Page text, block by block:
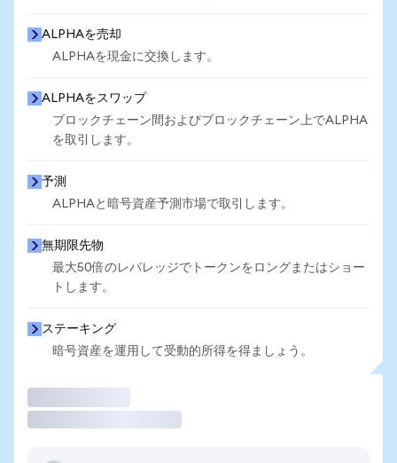
ALPHAを売却
ALPHAを現金に交換します。
ALPHAをスワップ
ブロックチェーン間およびブロックチェーン上でALPHA
を取引します。
予測
ALPHAと暗号資産予測市場で取引します。
無期限先物
最大50倍のレバレッジでトークンをロングまたはショー
トします。
ステーキング
暗号資産を運用して受動的所得を得ましょう。